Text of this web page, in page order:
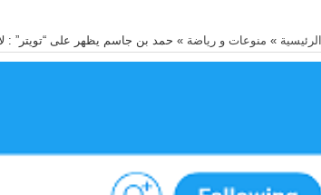
الرئيسية » منوعات و رياضة » حمد بن جاسم يظهر على “تويتر” :